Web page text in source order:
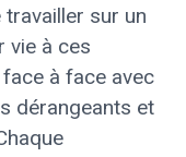
sur un
vie à ces
à face avec
dérangeants et